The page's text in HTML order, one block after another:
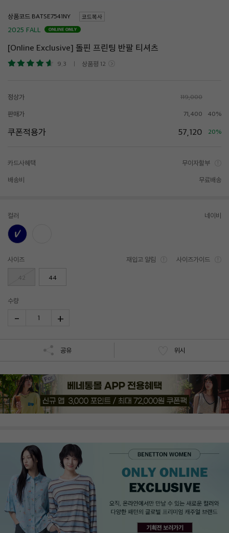
상품코드 코드복사
2025 FALL
[Online Exclusive] 돌핀 프린팅 반팔 티셔츠
9.3 상품평 12
정상가 119,000
판매가 71,400 40%
쿠폰적용가 57,120 20%
카드사혜택 무이자할부
배송비 무료배송
컬러 네이비
사이즈 재입고 알림 사이즈가이드
42 44
수량
- 1 +
공유 위시